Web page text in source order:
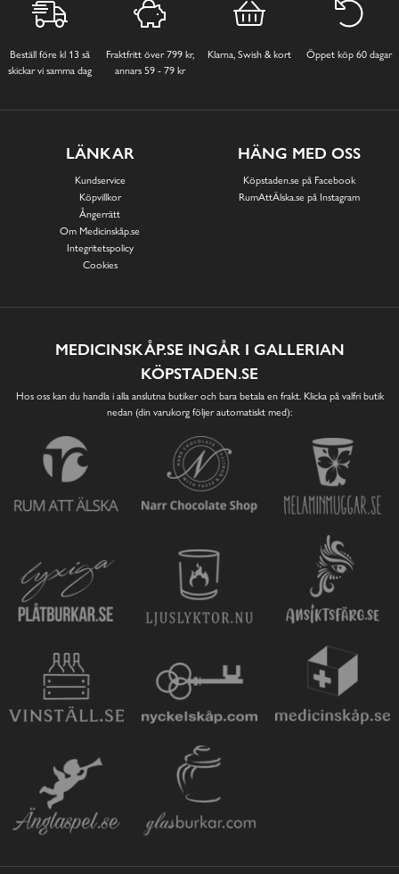
Beställ före kl 13 så
skickar vi samma dag
Fraktfritt över 799 kr,
annars 59 - 79 kr
Klarna, Swish & kort Öppet köp 60 dagar
LÄNKAR
Kundservice
Köpvillkor
Ångerrätt
Om Medicinskåp.se
Integritetspolicy
Cookies
HÄNG MED OSS
Köpstaden.se på Facebook
RumAttÄlska.se på Instagram
MEDICINSKÅP.SE INGÅR I GALLERIAN
KÖPSTADEN.SE
Hos oss kan du handla i alla anslutna butiker och bara betala en frakt. Klicka på valfri butik
nedan (din varukorg följer automatiskt med):